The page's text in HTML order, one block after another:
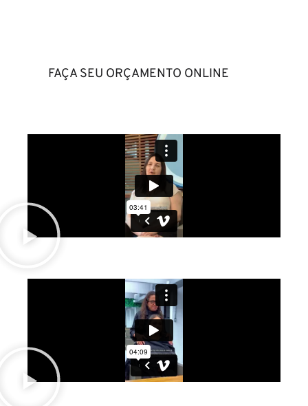
FAÇA SEU ORÇAMENTO ONLINE